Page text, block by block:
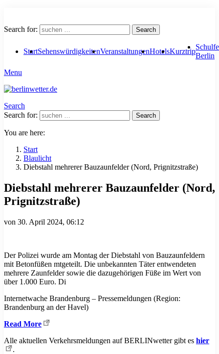
Search for: Search
StartSehenswürdigkeitenVeranstaltungenHotelsKurztrip
Berlin
Menu
Search
Search for:
Search
You are here:
Start
Blaulicht
Diebstahl mehrerer Bauzaunfelder (Nord, Prignitzstraße)
Diebstahl mehrerer Bauzaunfelder (Nord,
Prignitzstraße)
von 30. April 2024, 06:12
Der Polizei wurde am Montag der Diebstahl von Bauzaunfeldern
mit Betonfüßen mtgeteilt. Die unbekannten Täter entwendeten
mehrere Zaunfelder sowie die dazugehörigen Füße im Wert von
über 1.000 Euro. Di
Internetwache Brandenburg – Pressemeldungen (Region:
Brandenburg an der Havel)
Read More
Alle aktuellen Verkehrsmeldungen auf BERLINwetter gibt es hier
.